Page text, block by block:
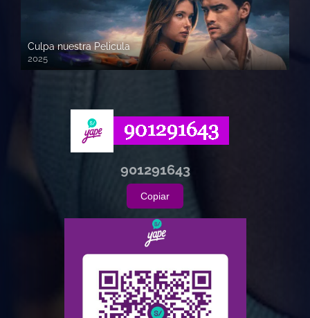
Culpa nuestra Pelicula
2025
720p HD
901291643
Copiar